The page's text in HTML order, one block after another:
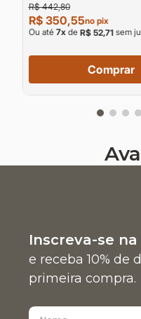
R$ 442,80
R$ 350,55no pix
Ou até 7xde R$ 52,71sem
Comprar
Inscreva-se
e receba 10% de
primeira compra.